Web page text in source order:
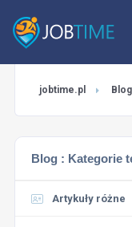
jobtime.pl Blog
Blog : Kategorie
Artykuły różne